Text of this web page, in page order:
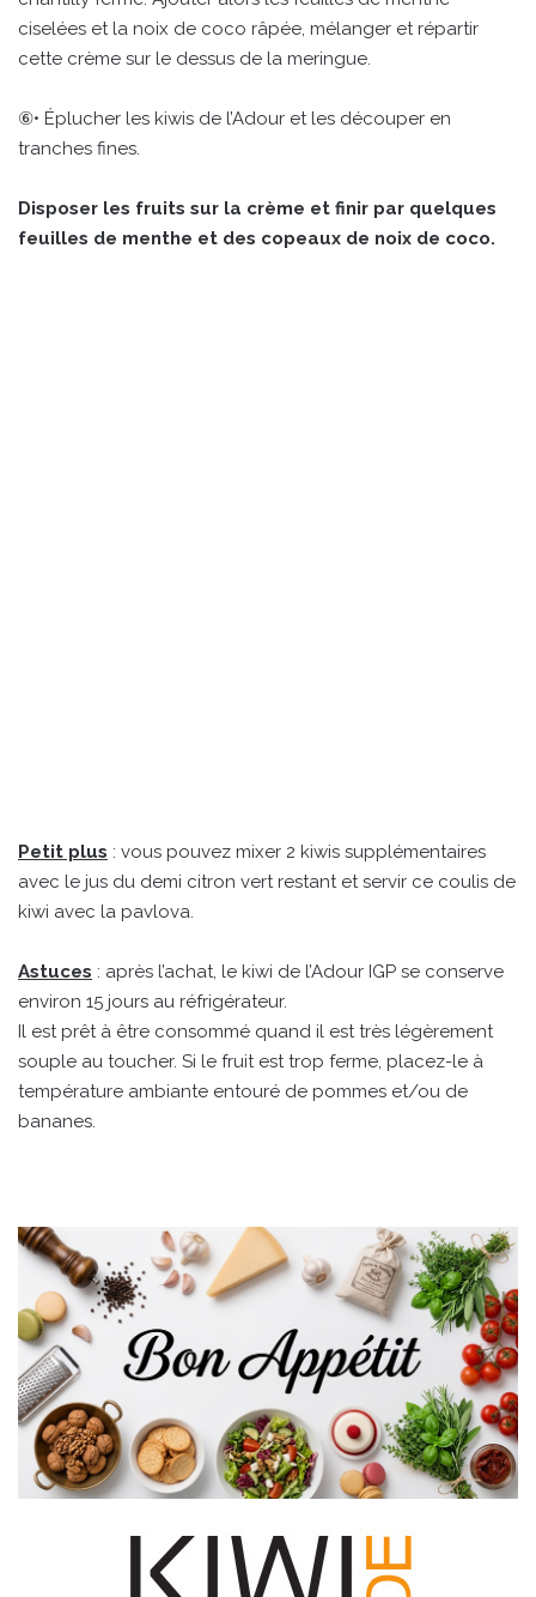
ciselées et la noix de coco râpée, mélanger et répartir
cette crème sur le dessus de la meringue.
⑥• Éplucher les kiwis de l’Adour et les découper en
tranches fines.
Disposer les fruits sur la crème et finir par quelques
feuilles de menthe et des copeaux de noix de coco.
Petit plus : vous pouvez mixer 2 kiwis supplémentaires
avec le jus du demi citron vert restant et servir ce coulis de
kiwi avec la pavlova.
Astuces : après l’achat, le kiwi de l’Adour IGP se conserve
environ 15 jours au réfrigérateur.
Il est prêt à être consommé quand il est très légèrement
souple au toucher. Si le fruit est trop ferme, placez-le à
température ambiante entouré de pommes et/ou de
bananes.